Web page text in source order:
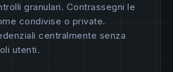
granulari. Contrassegni le
condivise o private.
centralmente senza
utenti.